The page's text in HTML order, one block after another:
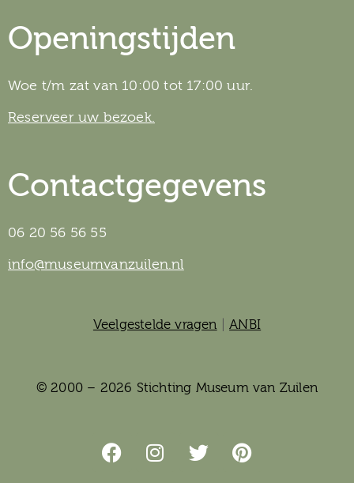
Openingstijden
Woe t/m zat van 10:00 tot 17:00 uur.
Reserveer uw bezoek.
Contactgegevens
06 20 56 56 55
info@museumvanzuilen.nl
Veelgestelde vragen |ANBI
© 2000 – 2026 Stichting Museum van Zuilen